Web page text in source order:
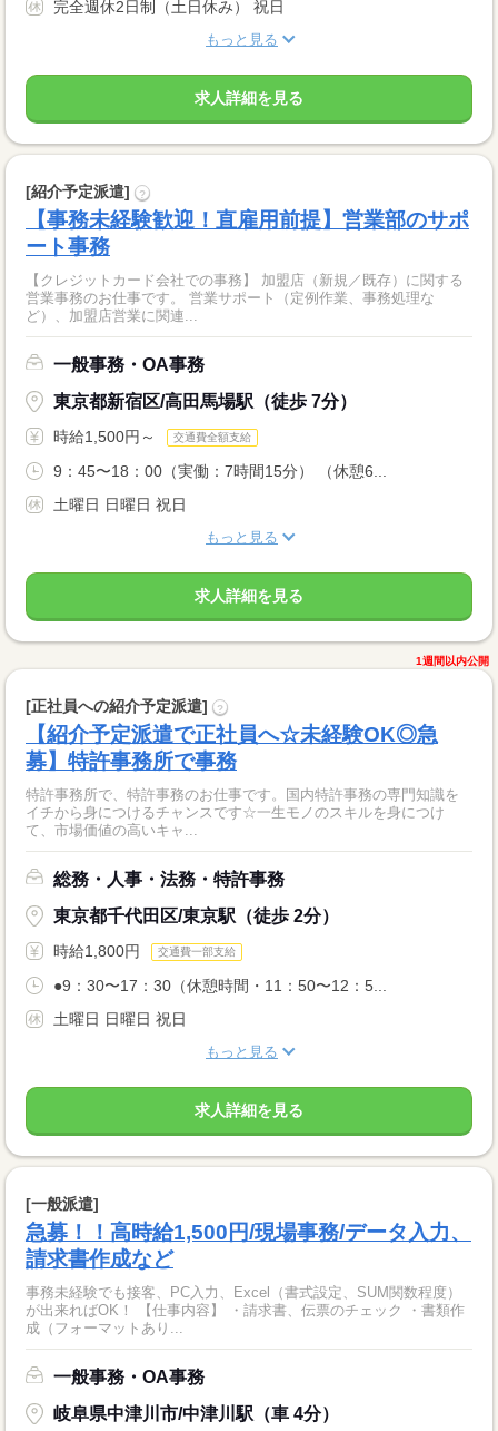
完全週休2日制（土日休み） 祝日
もっと見る
求人詳細を見る
[紹介予定派遣] ?
【事務未経験歓迎！直雇用前提】営業部のサポ
ート事務
【クレジットカード会社での事務】 加盟店（新規／既存）に関する
営業事務のお仕事です。 営業サポート（定例作業、事務処理な
ど）、加盟店営業に関連...
一般事務・OA事務
東京都新宿区/高田馬場駅（徒歩 7分）
時給1,500円～ 交通費全額支給
9：45〜18：00（実働：7時間15分） （休憩6...
土曜日 日曜日 祝日
もっと見る
求人詳細を見る
1週間以内公開
[正社員への紹介予定派遣] ?
【紹介予定派遣で正社員へ☆未経験OK◎急
募】特許事務所で事務
特許事務所で、特許事務のお仕事です。国内特許事務の専門知識を
イチから身につけるチャンスです☆一生モノのスキルを身につけ
て、市場価値の高いキャ...
総務・人事・法務・特許事務
東京都千代田区/東京駅（徒歩 2分）
時給1,800円 交通費一部支給
●9：30〜17：30（休憩時間・11：50〜12：5...
土曜日 日曜日 祝日
もっと見る
求人詳細を見る
[一般派遣]
急募！！高時給1,500円/現場事務/データ入力、
請求書作成など
事務未経験でも接客、PC入力、Excel（書式設定、SUM関数程度）
が出来ればOK！ 【仕事内容】 ・請求書、伝票のチェック ・書類作
成（フォーマットあり...
一般事務・OA事務
岐阜県中津川市/中津川駅（車 4分）